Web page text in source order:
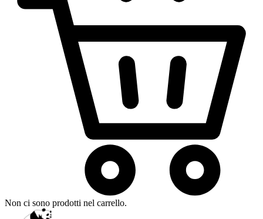
Non ci sono prodotti nel carrello.